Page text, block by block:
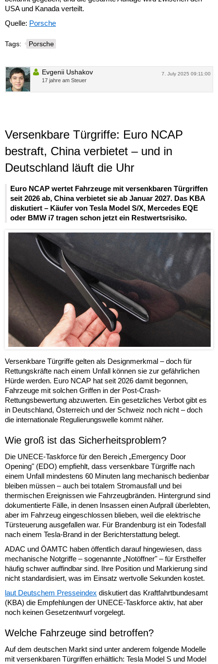
USA und Kanada verteilt.
Quelle: Porsche
Tags: Porsche
7. July 2025 09:11:00
Evgenii Ushakov
17 jahre am Steuer
Versenkbare Türgriffe: Euro NCAP
bestraft, China verbietet – und in
Deutschland läuft die Uhr
Euro NCAP wertet Fahrzeuge mit versenkbaren Türgriffen
seit 2026 ab, China verbietet sie ab Januar 2027. Das KBA
diskutiert – Käufer von Tesla Model S/X, Mercedes EQE
oder BMW i7 tragen schon jetzt ein Restwertsrisiko.
Versenkbare Türgriffe gelten als Designmerkmal – doch für
Rettungskräfte nach einem Unfall können sie zur gefährlichen
Hürde werden. Euro NCAP hat seit 2026 damit begonnen,
Fahrzeuge mit solchen Griffen in der Post-Crash-
Rettungsbewertung abzuwerten. Ein gesetzliches Verbot gibt es
in Deutschland, Österreich und der Schweiz noch nicht – doch
die internationale Regulierungswelle kommt näher.
Wie groß ist das Sicherheitsproblem?
Die UNECE-Taskforce für den Bereich „Emergency Door
Opening" (EDO) empfiehlt, dass versenkbare Türgriffe nach
einem Unfall mindestens 60 Minuten lang mechanisch bedienbar
bleiben müssen – auch bei totalem Stromausfall und bei
thermischen Ereignissen wie Fahrzeugbränden. Hintergrund sind
dokumentierte Fälle, in denen Insassen einen Aufprall überlebten,
aber im Fahrzeug eingeschlossen blieben, weil die elektrische
Türsteuerung ausgefallen war. Für Brandenburg ist ein Todesfall
nach einem Tesla-Brand in der Berichterstattung belegt.
ADAC und ÖAMTC haben öffentlich darauf hingewiesen, dass
mechanische Notgriffe – sogenannte „Notöffner" – für Ersthelfer
häufig schwer auffindbar sind. Ihre Position und Markierung sind
nicht standardisiert, was im Einsatz wertvolle Sekunden kostet.
laut Deutschem Presseindex diskutiert das Kraftfahrtbundesamt
(KBA) die Empfehlungen der UNECE-Taskforce aktiv, hat aber
noch keinen Gesetzentwurf vorgelegt.
Welche Fahrzeuge sind betroffen?
Auf dem deutschen Markt sind unter anderem folgende Modelle
mit versenkbaren Türgriffen erhältlich: Tesla Model S und Model